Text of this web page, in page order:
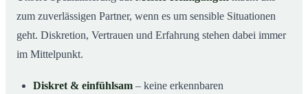
zum zuverlässigen Partner, wenn es um sensible Situationen
geht. Diskretion, Vertrauen und Erfahrung stehen dabei immer
im Mittelpunkt.
Diskret & einfühlsam – keine erkennbaren